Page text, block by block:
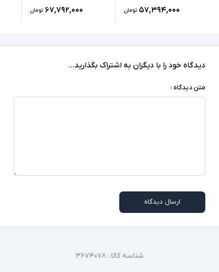
دارد۵۷,۳۹۴,۰۰۰ تومان ۶۷,۷۹۲,۰۰۰ تومان
دیدگاه خود را با دیگران به اشتراک بگذارید...
متن دیدگاه :
ارسال دیدگاه
شناسه کالا :۳۶۷۴۰۷۸